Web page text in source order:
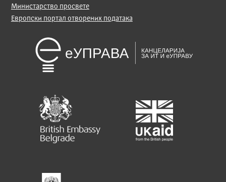
Министарство просвете
Европски портал отворених података